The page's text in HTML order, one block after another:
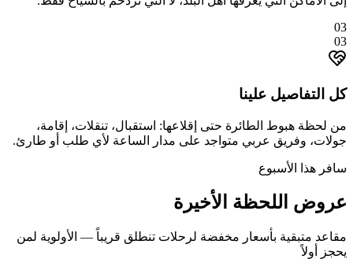
03
03
كل التفاصيل علينا
من لحظة هبوط الطائرة حتى إقلاعها: استقبال، تنقلات، إقامة،
جولات، وفريق عربي متواجد على مدار الساعة لأي طلب أو طارئ.
سافر هذا الأسبوع
عروض اللحظة الأخيرة
مقاعد متبقية بأسعار مخفضة لرحلات تنطلق قريباً — الأولوية لمن
يحجز أولاً